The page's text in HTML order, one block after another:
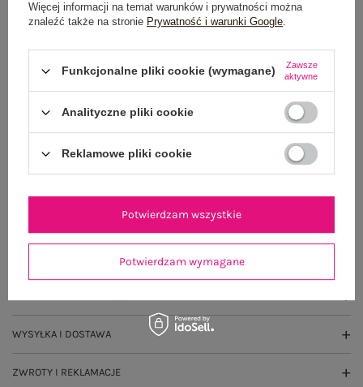
Dostawaod 7,99 zł
Wysyłka wponiedziałek
100 dni na zwrot
WYSYŁKA I DOSTAWA
ZWROTY I REKLAMACJE
Więcej informacji na temat warunków i prywatności można
znaleźć także na stronie Prywatność i warunki Google.
Funkcjonalne pliki cookie (wymagane)
Zawsze
aktywne
Analityczne pliki cookie
Reklamowe pliki cookie
Potwierdzam wymagane
Potwierdzam wszystkie